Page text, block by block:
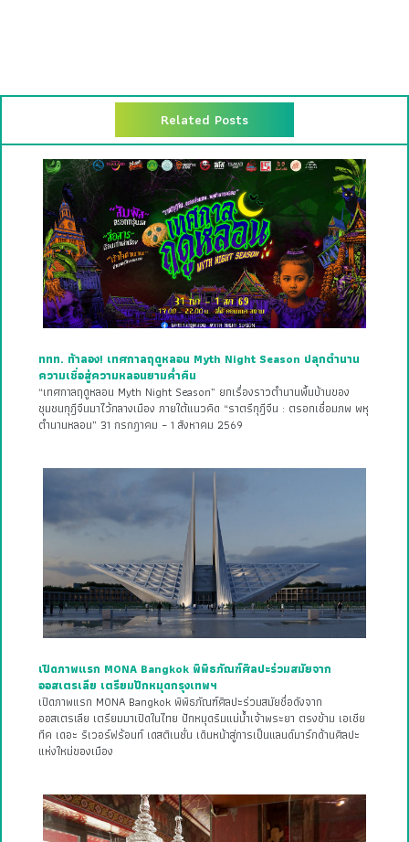
Related Posts
ททท. ท้าลอง! เทศกาลฤดูหลอน Myth Night Season ปลุกตำนาน
ความเชื่อสู่ความหลอนยามค่ำคืน
“เทศกาลฤดูหลอน Myth Night Season” ยกเรื่องราวตำนานพื้นบ้านของ
ชุมชนกุฎีจีนมาไว้กลางเมือง ภายใต้แนวคิด “ราตรีกุฎีจีน : ตรอกเชื่อมภพ พหุ
ตำนานหลอน” 31 กรกฎาคม – 1 สิงหาคม 2569
เปิดภาพแรก MONA Bangkok พิพิธภัณฑ์ศิลปะร่วมสมัยจาก
ออสเตรเลีย เตรียมปักหมุดกรุงเทพฯ
เปิดภาพแรก MONA Bangkok พิพิธภัณฑ์ศิลปะร่วมสมัยชื่อดังจาก
ออสเตรเลีย เตรียมมาเปิดในไทย ปักหมุดริมแม่น้ำเจ้าพระยา ตรงข้าม เอเชีย
ทีค เดอะ ริเวอร์ฟร้อนท์ เดสติเนชั่น เดินหน้าสู่การเป็นแลนด์มาร์กด้านศิลปะ
แห่งใหม่ของเมือง